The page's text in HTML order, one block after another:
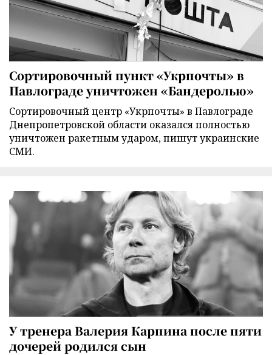
Сортировочный пункт «Укрпочты» в
Павлограде уничтожен «Бандеролью»
Сортировочный центр «Укрпочты» в Павлограде
Днепропетровской области оказался полностью
уничтожен ракетным ударом, пишут украинские
СМИ.
У тренера Валерия Карпина после пяти
дочерей родился сын